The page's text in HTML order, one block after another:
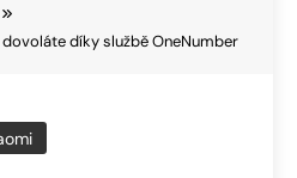
dovoláte díky službě OneNumber